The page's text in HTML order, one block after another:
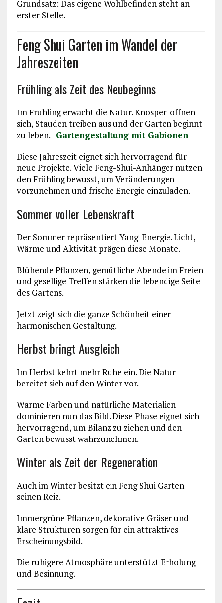
Grundsatz: Das eigene Wohlbefinden steht an
erster Stelle.
Feng Shui Garten im Wandel der
Jahreszeiten
Frühling als Zeit des Neubeginns
Im Frühling erwacht die Natur. Knospen öffnen
sich, Stauden treiben aus und der Garten beginnt
zu leben. Gartengestaltung mit Gabionen
Diese Jahreszeit eignet sich hervorragend für
neue Projekte. Viele Feng-Shui-Anhänger nutzen
den Frühling bewusst, um Veränderungen
vorzunehmen und frische Energie einzuladen.
Sommer voller Lebenskraft
Der Sommer repräsentiert Yang-Energie. Licht,
Wärme und Aktivität prägen diese Monate.
Blühende Pflanzen, gemütliche Abende im Freien
und gesellige Treffen stärken die lebendige Seite
des Gartens.
Jetzt zeigt sich die ganze Schönheit einer
harmonischen Gestaltung.
Herbst bringt Ausgleich
Im Herbst kehrt mehr Ruhe ein. Die Natur
bereitet sich auf den Winter vor.
Warme Farben und natürliche Materialien
dominieren nun das Bild. Diese Phase eignet sich
hervorragend, um Bilanz zu ziehen und den
Garten bewusst wahrzunehmen.
Winter als Zeit der Regeneration
Auch im Winter besitzt ein Feng Shui Garten
seinen Reiz.
Immergrüne Pflanzen, dekorative Gräser und
klare Strukturen sorgen für ein attraktives
Erscheinungsbild.
Die ruhigere Atmosphäre unterstützt Erholung
und Besinnung.